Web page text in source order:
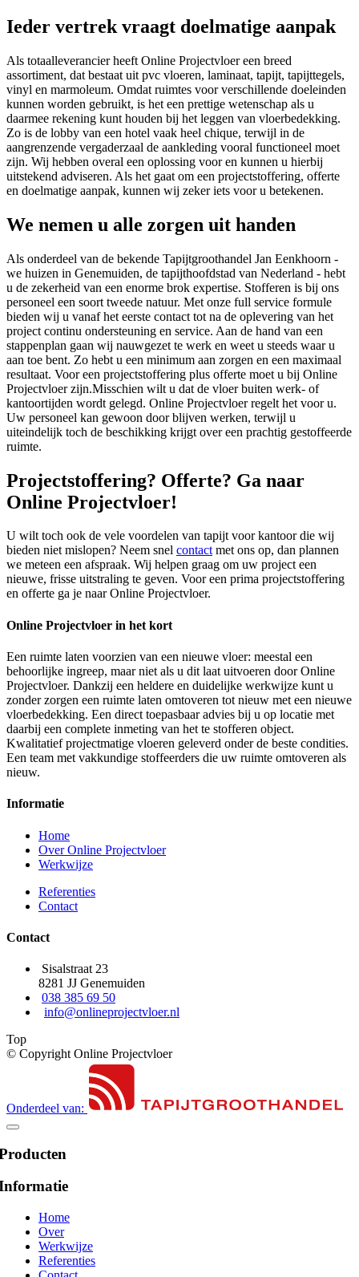
Ieder vertrek vraagt doelmatige aanpak
Als totaalleverancier heeft Online Projectvloer een breed
assortiment, dat bestaat uit pvc vloeren, laminaat, tapijt, tapijttegels,
vinyl en marmoleum. Omdat ruimtes voor verschillende doeleinden
kunnen worden gebruikt, is het een prettige wetenschap als u
daarmee rekening kunt houden bij het leggen van vloerbedekking.
Zo is de lobby van een hotel vaak heel chique, terwijl in de
aangrenzende vergaderzaal de aankleding vooral functioneel moet
zijn. Wij hebben overal een oplossing voor en kunnen u hierbij
uitstekend adviseren. Als het gaat om een projectstoffering, offerte
en doelmatige aanpak, kunnen wij zeker iets voor u betekenen.
We nemen u alle zorgen uit handen
Als onderdeel van de bekende Tapijtgroothandel Jan Eenkhoorn -
we huizen in Genemuiden, de tapijthoofdstad van Nederland - hebt
u de zekerheid van een enorme brok expertise. Stofferen is bij ons
personeel een soort tweede natuur. Met onze full service formule
bieden wij u vanaf het eerste contact tot na de oplevering van het
project continu ondersteuning en service. Aan de hand van een
stappenplan gaan wij nauwgezet te werk en weet u steeds waar u
aan toe bent. Zo hebt u een minimum aan zorgen en een maximaal
resultaat. Voor een projectstoffering plus offerte moet u bij Online
Projectvloer zijn.Misschien wilt u dat de vloer buiten werk- of
kantoortijden wordt gelegd. Online Projectvloer regelt het voor u.
Uw personeel kan gewoon door blijven werken, terwijl u
uiteindelijk toch de beschikking krijgt over een prachtig gestoffeerde
ruimte.
Projectstoffering? Offerte? Ga naar
Online Projectvloer!
U wilt toch ook de vele voordelen van tapijt voor kantoor die wij
bieden niet mislopen? Neem snel contactmet ons op, dan plannen
we meteen een afspraak. Wij helpen graag om uw project een
nieuwe, frisse uitstraling te geven. Voor een prima projectstoffering
en offerte ga je naar Online Projectvloer.
Online Projectvloer in het kort
Een ruimte laten voorzien van een nieuwe vloer: meestal een
behoorlijke ingreep, maar niet als u dit laat uitvoeren door Online
Projectvloer. Dankzij een heldere en duidelijke werkwijze kunt u
zonder zorgen een ruimte laten omtoveren tot nieuw met een nieuwe
vloerbedekking. Een direct toepasbaar advies bij u op locatie met
daarbij een complete inmeting van het te stofferen object.
Kwalitatief projectmatige vloeren geleverd onder de beste condities.
Een team met vakkundige stoffeerders die uw ruimte omtoveren als
nieuw.
Informatie
Home
Over Online Projectvloer
Werkwijze
Referenties
Contact
Contact
Sisalstraat 23
8281 JJ Genemuiden
038 385 69 50
info@onlineprojectvloer.nl
Top
© Copyright Online Projectvloer
Onderdeel van:
Home
Over
Werkwijze
Referenties